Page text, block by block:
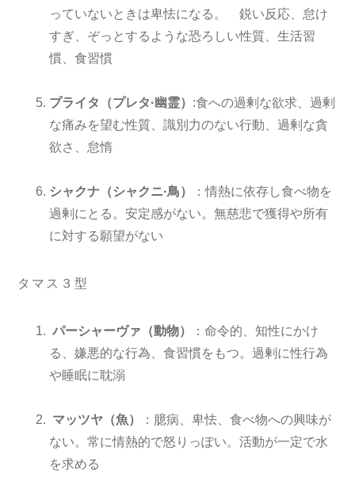
っていないときは卑怯になる。 鋭い反応、怠け
すぎ、ぞっとするような恐ろしい性質、生活習
慣、食習慣
プライタ（プレタ·幽霊） :食への過剰な欲求、過剰
な痛みを望む性質、識別力のない行動、過剰な貪
欲さ、怠惰
シャクナ（シャクニ·鳥）
：情熱に依存し食べ物を
過剰にとる。安定感がない。無慈悲で獲得や所有
に対する願望がない
タマス３型
パーシャーヴァ（動物）
：命令的、知性にかけ
る、嫌悪的な行為、食習慣をもつ。過剰に性行為
や睡眠に耽溺
マッツヤ（魚）
：臆病、卑怯、食べ物への興味が
ない。常に情熱的で怒りっぽい。活動が一定で水
を求める